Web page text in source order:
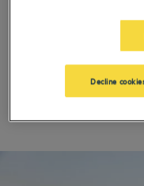
cada um de seus viajantes
visitas ou reuniões, relaxe em
qualidade se encontram para
PARA DESCOBRIR
Decline